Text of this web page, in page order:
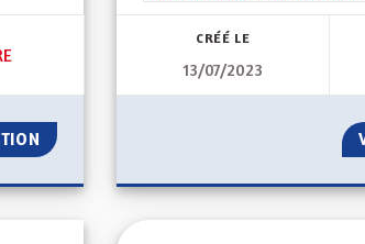
DU GRAND EST, BIEN ÉVIDEMMENT
SORTIR DU GRAND EST, BIEN
CRÉÉ LE
13/07/2023